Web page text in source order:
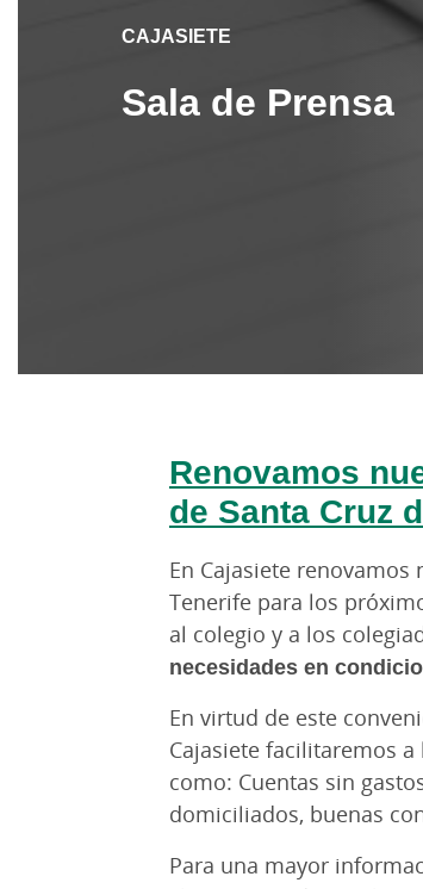
CAJASIETE
Sala de Prensa
Renovamos
de Santa Cruz
En Cajasiete
Tenerife para los
al colegio y a los
necesidades en
En virtud de este
Cajasiete facilitaremos
como: Cuentas sin
domiciliados, buenas
Para una mayor